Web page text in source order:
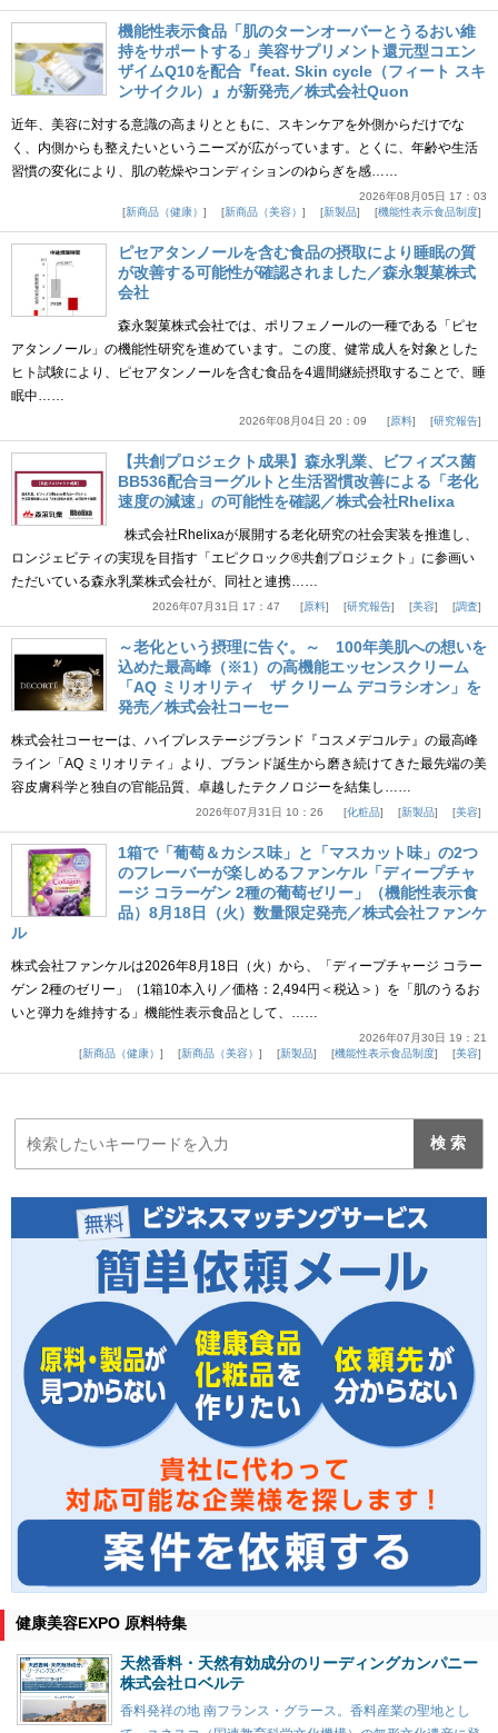
機能性表示食品「肌のターンオーバーとうるおい維
持をサポートする」美容サプリメント還元型コエン
ザイムQ10を配合『feat. Skin cycle（フィート スキ
ンサイクル）』が新発売／株式会社Quon
近年、美容に対する意識の高まりとともに、スキンケアを外側からだけでな
く、内側からも整えたいというニーズが広がっています。とくに、年齢や生活
習慣の変化により、肌の乾燥やコンディションのゆらぎを感……
2026年08月05日 17：03
新商品（健康）
新商品（美容） 新製品 機能性表示食品制度
ピセアタンノールを含む食品の摂取により睡眠の質
が改善する可能性が確認されました／森永製菓株式
会社
森永製菓株式会社では、ポリフェノールの一種である「ピセ
アタンノール」の機能性研究を進めています。この度、健常成人を対象とした
ヒト試験により、ピセアタンノールを含む食品を4週間継続摂取することで、睡
眠中……
2026年08月04日 20：09 原料 研究報告
【共創プロジェクト成果】森永乳業、ビフィズス菌
BB536配合ヨーグルトと生活習慣改善による「老化
速度の減速」の可能性を確認／株式会社Rhelixa
株式会社Rhelixaが展開する老化研究の社会実装を推進し、
ロンジェビティの実現を目指す「エピクロック®共創プロジェクト」に参画い
ただいている森永乳業株式会社が、同社と連携……
2026年07月31日 17：47 原料 研究報告 美容 調査
～老化という摂理に告ぐ。～ 100年美肌への想いを
込めた最高峰（※1）の高機能エッセンスクリーム
「AQ ミリオリティ ザ クリーム デコラシオン」を
発売／株式会社コーセー
株式会社コーセーは、ハイプレステージブランド『コスメデコルテ』の最高峰
ライン「AQ ミリオリティ」より、ブランド誕生から磨き続けてきた最先端の美
容皮膚科学と独自の官能品質、卓越したテクノロジーを結集し……
2026年07月31日 10：26 化粧品 新製品 美容
1箱で「葡萄＆カシス味」と「マスカット味」の2つ
のフレーバーが楽しめるファンケル「ディープチャ
ージ コラーゲン 2種の葡萄ゼリー」（機能性表示食
品）8月18日（火）数量限定発売／株式会社ファンケ
ル
株式会社ファンケルは2026年8月18日（火）から、「ディープチャージ コラー
ゲン 2種のゼリー」（1箱10本入り／価格：2,494円＜税込＞）を「肌のうるお
いと弾力を維持する」機能性表示食品として、……
2026年07月30日 19：21
新商品（健康）
新商品（美容） 新製品 機能性表示食品制度 美容
健康美容EXPO 原料特集
天然香料・天然有効成分のリーディングカンパニー
株式会社ロベルテ
香料発祥の地 南フランス・グラース。香料産業の聖地とし